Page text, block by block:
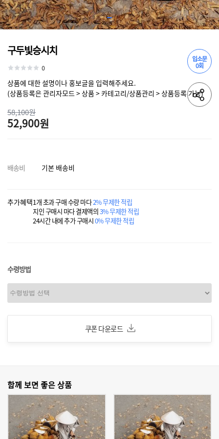
입소문
0회
구두빛승시치
0
상품에 대한 설명이나 홍보글을 입력해주세요.
(상품등록은 관리자모드 > 상품 > 카테고리/상품관리 > 상품등록 가능)
58,100원
52,900원
배송비 기본 배송비
추가혜택1개 초과 구매 수량 마다2% 무제한 적립
지인 구매시 마다 결제액의3% 무제한 적립
24시간 내에 추가 구매시0% 무제한 적립
수령방법
쿠폰 다운로드
함께 보면 좋은 상품